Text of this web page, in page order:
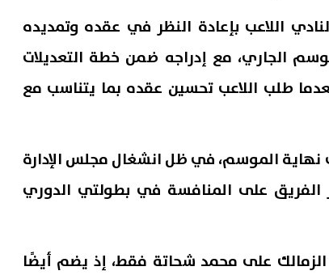
اللاعب بإعادة النظر في عقده وتمديده
الجاري، مع إدراجه ضمن خطة التعديلات
طلب اللاعب تحسين عقده بما يتناسب مع
نهاية الموسم، في ظل انشغال مجلس الإدارة
الفريق على المنافسة في بطولتي الدوري
على محمد شحاتة فقط، إذ يضم أيضًا
أمم أفريقيا
المؤهلة لأولمبياد لوس
البكالوريا 2026.. كل ما تريد معرفته
عن النظام الجديد والمسارات ومواد